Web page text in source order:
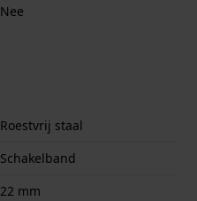
Nee
Roestvrij staal
Schakelband
22 mm